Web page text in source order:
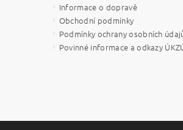
Informace o dopravě
Obchodní podmínky
Podmínky ochrany osobních
Povinné informace a odkazy